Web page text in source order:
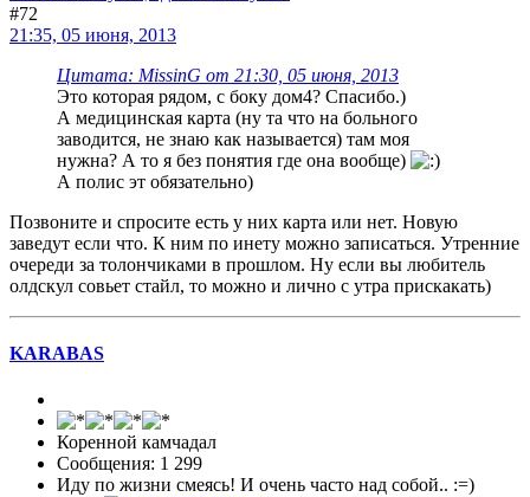
#72
21:35, 05 июня, 2013
Цитата: MissinG от 21:30, 05 июня, 2013
Это которая рядом, с боку дом4? Спасибо.)
А медицинская карта (ну та что на больного
заводится, не знаю как называется) там моя
нужна? А то я без понятия где она вообще)
А полис эт обязательно)
Позвоните и спросите есть у них карта или нет. Новую
заведут если что. К ним по инету можно записаться. Утренние
очереди за толончиками в прошлом. Ну если вы любитель
олдскул совьет стайл, то можно и лично с утра прискакать)
KARABAS
Коренной камчадал
Сообщения: 1 299
Иду по жизни смеясь! И очень часто над собой.. :=)